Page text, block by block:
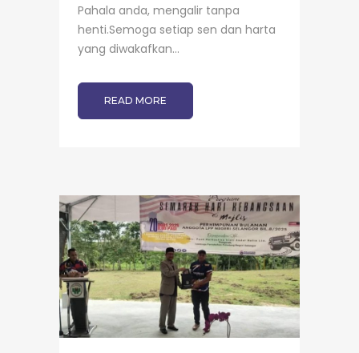
Pahala anda, mengalir tanpa
henti.Semoga setiap sen dan harta
yang diwakafkan...
READ MORE